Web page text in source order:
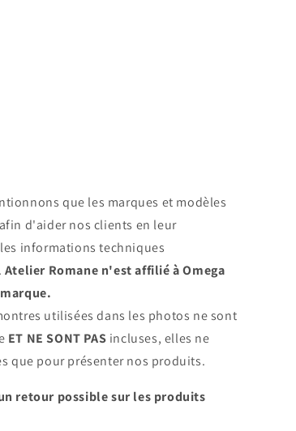
que les marques et modèles
d'aider nos clients en leur
informations techniques
Atelier Romane n'est affilié à Omega
utilisées dans les photos ne sont
ET NE SONT PAS incluses, elles ne
que pour présenter nos produits.
retour possible sur les produits